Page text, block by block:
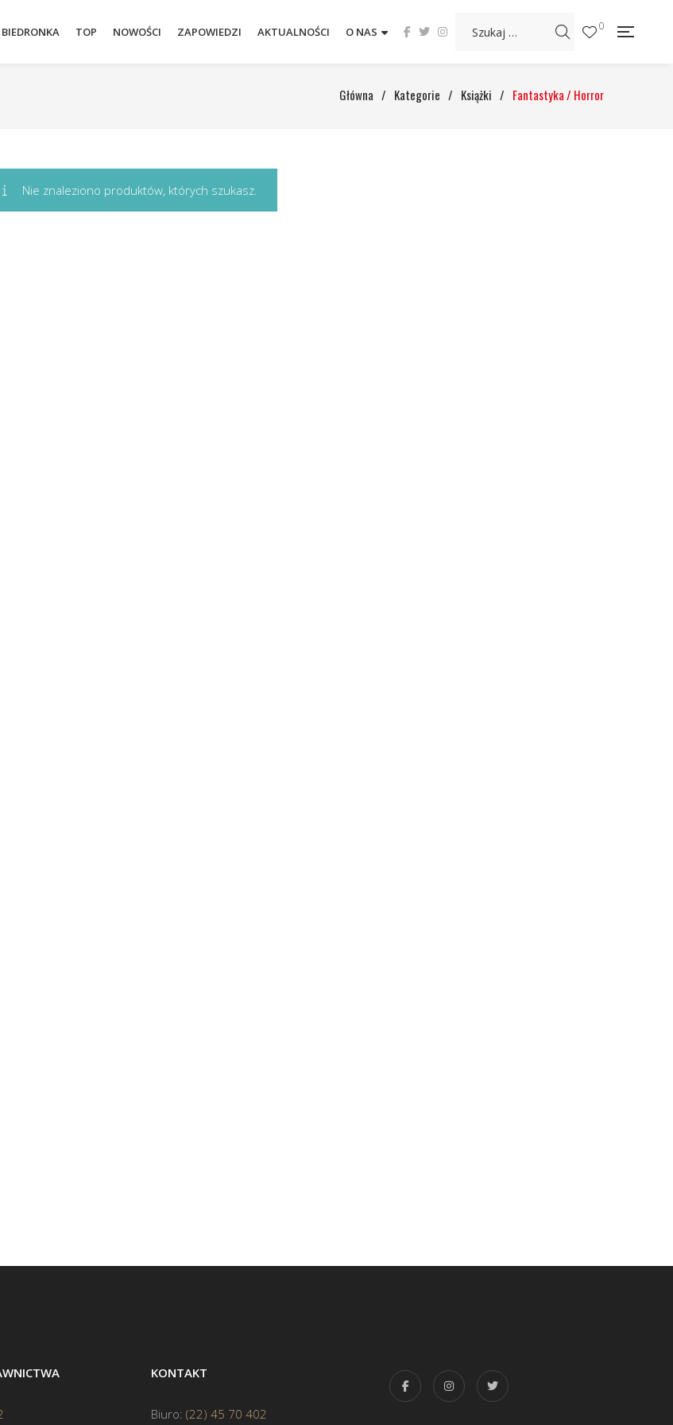
BIEDRONKA TOP NOWOŚCI ZAPOWIEDZI AKTUALNOŚCI O NAS 0
Główna / Kategorie / Książki / Fantastyka / Horror
Nie znaleziono produktów, których szukasz.
KONTAKT
Biuro: (22) 45 70 402